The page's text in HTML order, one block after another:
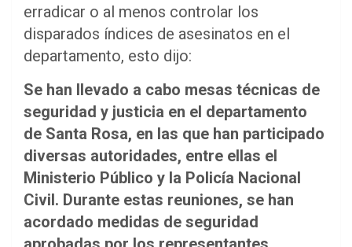
erradicar o al menos controlar los
disparados índices de asesinatos en el
departamento, esto dijo:
Se han llevado a cabo mesas técnicas de
seguridad y justicia en el departamento
de Santa Rosa, en las que han participado
diversas autoridades, entre ellas el
Ministerio Público y la Policía Nacional
Civil. Durante estas reuniones, se han
acordado medidas de seguridad